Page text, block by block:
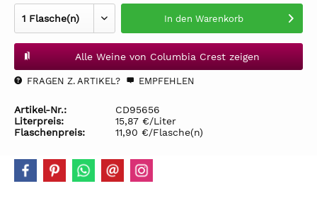
In den Warenkorb
Alle Weine von Columbia Crest zeigen
FRAGEN Z. ARTIKEL? EMPFEHLEN
Artikel-Nr.:
CD95656
Literpreis:
15,87 €/Liter
Flaschenpreis:
11,90 €/Flasche(n)